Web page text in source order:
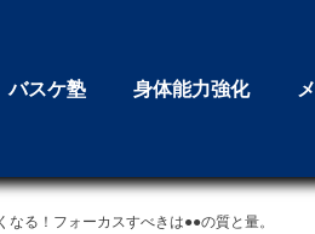
バスケ塾 身体能力強化
なる！フォーカスすべきは●●の質と量。